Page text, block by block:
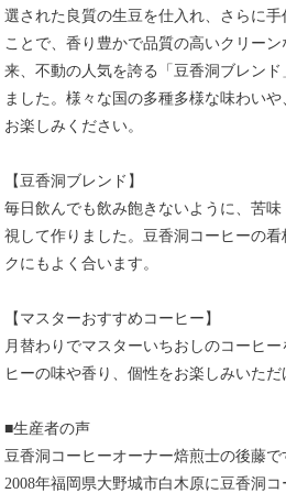
選された良質の生豆を仕入れ、さらに
ことで、香り豊かで品質の高いクリー
来、不動の人気を誇る「豆香洞ブレン
ました。様々な国の多種多様な味わい
お楽しみください。
【豆香洞ブレンド】
毎日飲んでも飲み飽きないように、苦
視して作りました。豆香洞コーヒーの
クにもよく合います。
【マスターおすすめコーヒー】
月替わりでマスターいちおしのコーヒ
ヒーの味や香り、個性をお楽しみいただ
■生産者の声
豆香洞コーヒーオーナー焙煎士の後藤で
2008年福岡県大野城市白木原に豆香洞